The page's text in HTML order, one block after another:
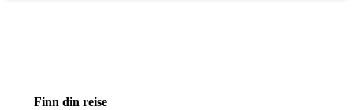
Finn din reise